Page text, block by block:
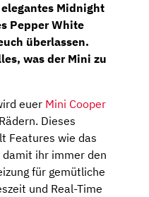
Midnight
Pepper White
überlassen.
was der Mini zu
euer Mini Cooper
Dieses
Features wie das
damit ihr immer den
für gemütliche
und Real-Time